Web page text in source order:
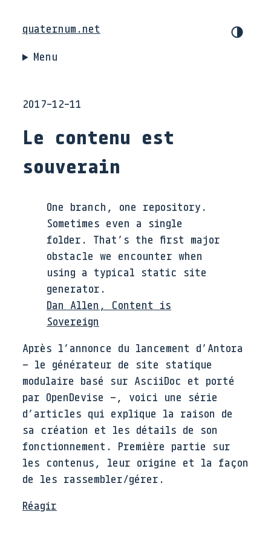
quaternum.net
Menu
2017-12-11
Le contenu est
souverain
One branch, one repository.
Sometimes even a single
folder. That’s the first major
obstacle we encounter when
using a typical static site
generator.
Dan Allen, Content is
Sovereign
Après l’annonce du lancement d’Antora
– le générateur de site statique
modulaire basé sur AsciiDoc et porté
par OpenDevise –, voici une série
d’articles qui explique la raison de
sa création et les détails de son
fonctionnement. Première partie sur
les contenus, leur origine et la façon
de les rassembler/gérer.
Réagir